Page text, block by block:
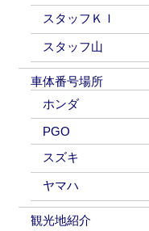
スタッフＫＩ
スタッフ山
車体番号場所
ホンダ
PGO
スズキ
ヤマハ
観光地紹介